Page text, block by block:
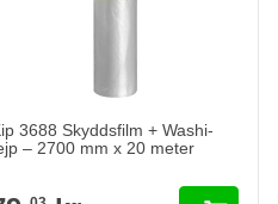
3688 Skyddsfilm + Washi-
– 2700 mm x 20 meter